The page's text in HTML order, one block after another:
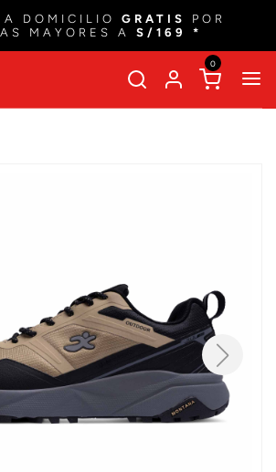
A DOMICILIO GRATIS
POR
MAYORES A S/169 *
0